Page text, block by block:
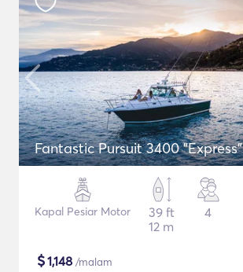
Fantastic Pursuit 3400 "Express"
Kapal Pesiar Motor
39 ft
12 m
4
$1,148 /malam